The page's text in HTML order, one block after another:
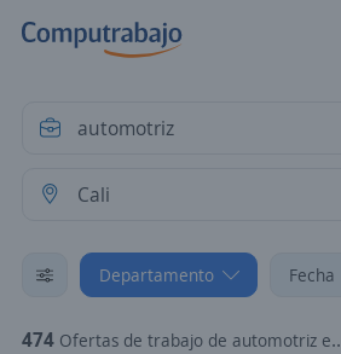
Departamento Fecha
474 Ofertas de trabajo de automotriz en Cali, Valle del Cauca